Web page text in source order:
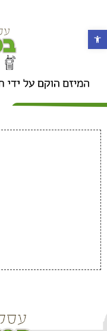
פתח סרגל נגישות